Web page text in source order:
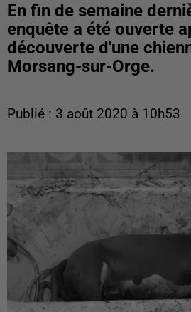
En fin de semaine
enquête a été ouverte
découverte d'une
Morsang-sur-Orge.
Publié : 3 août 2020 à 10h53